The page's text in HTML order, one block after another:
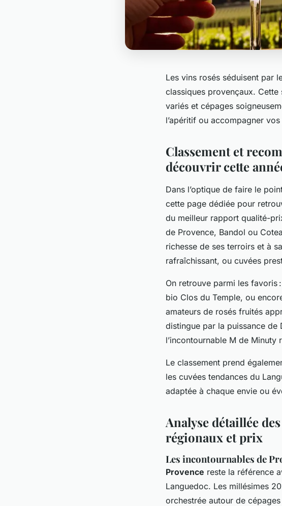
Les vins rosés séduisent par
classiques provençaux.
variés et cépages
l’apéritif ou accompagner
Classement et
découvrir cette
Dans l’optique de faire le
cette page dédiée pour
du meilleur rapport qualité-
de Provence, Bandol ou
richesse de ses terroirs et à
rafraîchissant, ou cuvées
On retrouve parmi les favoris
bio Clos du Temple, ou
amateurs de rosés fruités
distingue par la puissance de
l’incontournable M de
Le classement prend
les cuvées tendances du
adaptée à chaque envie ou
Analyse détaillée
régionaux et prix
Les incontournables de
Provence reste la référence
Languedoc. Les millésimes
orchestrée autour de